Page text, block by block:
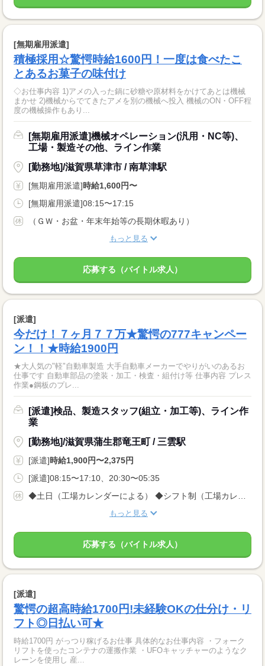
[無期雇用派遣]
積極採用☆驚愕時給1600円！一度は食べたこ
とあるお菓子の味付け
◇お仕事内容 1)アメの入った鍋に砂糖や原材料をかけてあとは機械
まかせ 2)機械からでてきたアメを別の機械へ投入 機械のON・OFF程
度の機械操作もあり...
[無期雇用派遣]機械オペレーション(汎用・NC等)、
工場・製造その他、ライン作業
[勤務地]/滋賀県草津市 / 南草津駅
[無期雇用派遣]時給1,600円〜
[無期雇用派遣]08:15〜17:15
（ＧＷ・お盆・年末年始等の長期休暇あり）
もっと見る
応募する（バイトル求人）
[派遣]
今だけ！７ヶ月７７万★驚愕の777キャンペー
ン！！★時給1900円
★大人気の"軽"自動車製造 大手自動車メーカーでやりがいのあるお
仕事です 自動車部品の塗装・加工・検査・組付け等 仕事内容 プレス
作業●鋼板のプレ...
[派遣]検品、製造スタッフ(組立・加工等)、ライン作
業
[勤務地]/滋賀県蒲生郡竜王町 / 三雲駅
[派遣]時給1,900円〜2,375円
[派遣]08:15〜17:10、20:30〜05:35
もっと見る
応募する（バイトル求人）
[派遣]
驚愕の超高時給1700円!未経験OKの仕分け・リ
フト◎日払い可★
時給1700円 がっつり稼げるお仕事 具体的なお仕事内容 ・フォーク
リフトを使ったコンテナの運搬作業 ・UFOキャッチャーのようなク
レーンを使用し 産...